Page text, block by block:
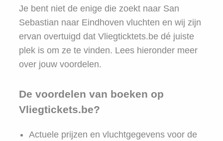
Je bent niet de enige die zoekt naar San
Sebastian naar Eindhoven vluchten en wij zijn
ervan overtuigd dat Vliegticktets.be dé juiste
plek is om ze te vinden. Lees hieronder meer
over jouw voordelen.
De voordelen van boeken op
Vliegtickets.be?
Actuele prijzen en vluchtgegevens voor de